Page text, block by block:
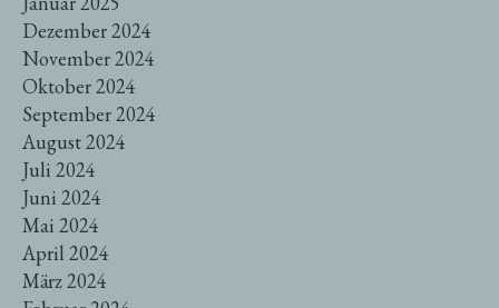
Dezember 2024
November 2024
Oktober 2024
September 2024
August 2024
Juli 2024
Juni 2024
Mai 2024
April 2024
März 2024